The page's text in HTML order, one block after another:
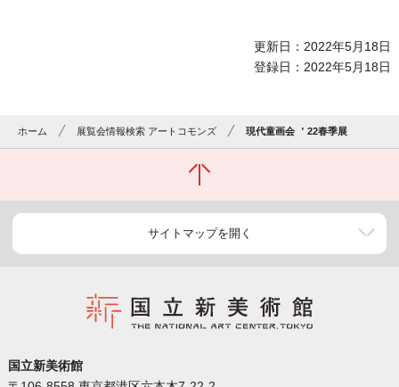
更新日：2022年5月18日
登録日：2022年5月18日
ホーム 展覧会情報検索 アートコモンズ 現代童画会 ＇22春季展
サイトマップを開く
国立新美術館